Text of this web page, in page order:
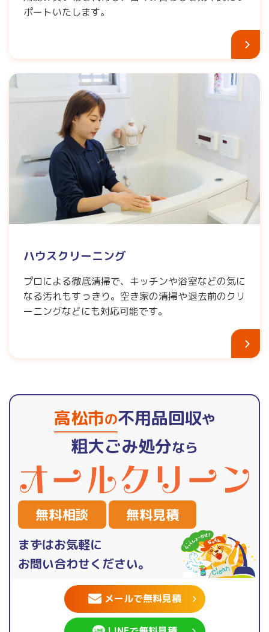
ポートいたします。
ハウスクリーニング
プロによる徹底清掃で、キッチンや浴室などの気に
なる汚れもすっきり。空き家の清掃や退去前のクリ
ーニングなどにも対応可能です。
高松市の不用品回収や
粗大ごみ処分なら
無料相談 無料見積
まずはお気軽に
お問い合わせください。
メールで無料見積